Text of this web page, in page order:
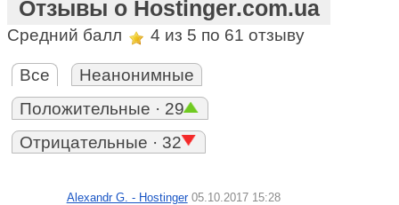
Отзывы о Hostinger.com.ua
Средний балл 4 из 5 по 61 отзыву
Все
Неанонимные
Положительные · 29
Отрицательные · 32
Alexandr G. - Hostinger 05.10.2017 15:28